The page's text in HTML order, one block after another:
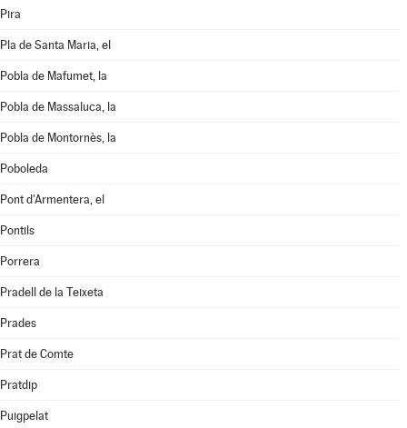
Pira
Pla de Santa Maria, el
Pobla de Mafumet, la
Pobla de Massaluca, la
Pobla de Montornès, la
Poboleda
Pont d'Armentera, el
Pontils
Porrera
Pradell de la Teixeta
Prades
Prat de Comte
Pratdip
Puigpelat